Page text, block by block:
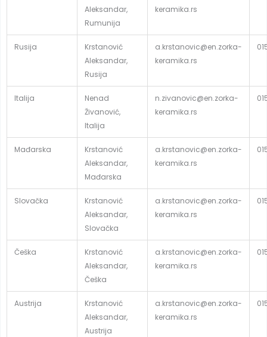
Aleksandar,
Rumunija
keramika.rs
Rusija
Krstanović
Aleksandar,
Rusija
a.krstanovic@en.zorka-
keramika.rs
Italija
Nenad
Živanović,
Italija
n.zivanovic@en.zorka-
keramika.rs
Mađarska
Krstanović
Aleksandar,
Mađarska
a.krstanovic@en.zorka-
keramika.rs
Slovačka
Krstanović
Aleksandar,
Slovačka
a.krstanovic@en.zorka-
keramika.rs
Češka
Krstanović
Aleksandar,
Češka
a.krstanovic@en.zorka-
keramika.rs
Austrija
Krstanović
Aleksandar,
Austrija
a.krstanovic@en.zorka-
keramika.rs